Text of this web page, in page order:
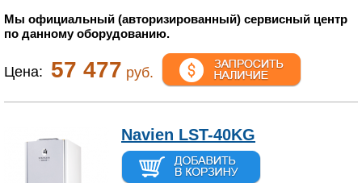
Мы официальный (авторизированный) сервисный центр
по данному оборудованию.
Цена: 57 477 руб.
Navien LST-40KG